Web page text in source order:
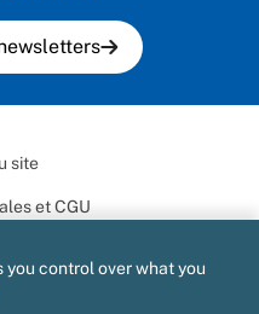
site
et CGU
you control over what you